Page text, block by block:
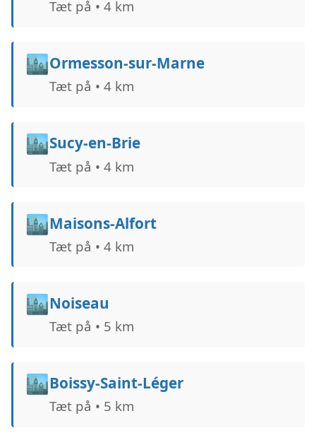
Tæt på • 4 km
🏙️Ormesson-sur-Marne
Tæt på • 4 km
🏙️Sucy-en-Brie
Tæt på • 4 km
🏙️Maisons-Alfort
Tæt på • 4 km
🏙️Noiseau
Tæt på • 5 km
🏙️Boissy-Saint-Léger
Tæt på • 5 km